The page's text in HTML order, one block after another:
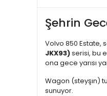
Şehrin
Volvo 850 Estate,
JKX93)serisi, bu
ona gece yarısı
Wagon (steyşın)
sunuyor.